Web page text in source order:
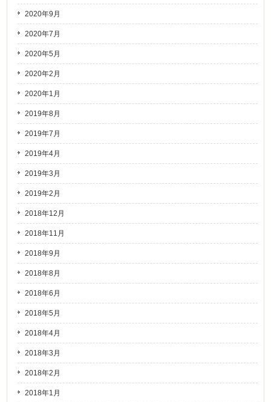
2020年9月
2020年7月
2020年5月
2020年2月
2020年1月
2019年8月
2019年7月
2019年4月
2019年3月
2019年2月
2018年12月
2018年11月
2018年9月
2018年8月
2018年6月
2018年5月
2018年4月
2018年3月
2018年2月
2018年1月